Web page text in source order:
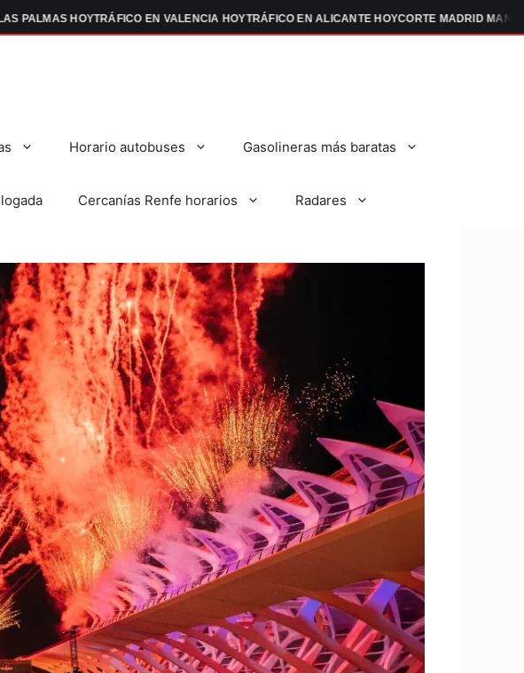
HOYTRÁFICO EN VALENCIA HOYTRÁFICO EN ALICANTE HOYCORTE MADRID
Horario autobuses Gasolineras más baratas
Cercanías Renfe horarios Radares